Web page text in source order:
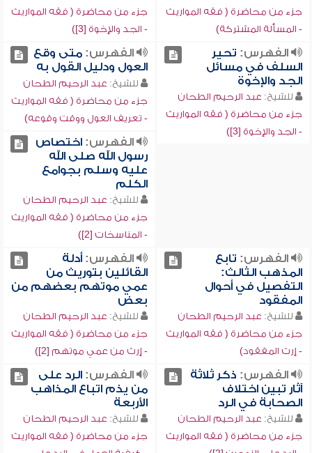
جزء من محاضرة ( فقه المواريث
- المسألة المشتركة)
جزء من محاضرة ( فقه المواريث
- الجد والإخوة [3])
الفهرس: تحير
السلف في مسائل
الجد والإخوة
للشيخ: عبد الرحيم الطحان
جزء من محاضرة ( فقه المواريث
- الجد والإخوة [3])
الفهرس:متى وقع
العول ودليل القول به
للشيخ: عبد الرحيم الطحان
جزء من محاضرة ( فقه المواريث
- تعريف العول ووقت وقوعه)
الفهرس:اختصاص
رسول الله صلى الله
عليه وسلم بجوامع
الكلم
للشيخ: عبد الرحيم الطحان
جزء من محاضرة ( فقه المواريث
- المناسخات [2])
الفهرس: تابع
المذهب الثالث:
التفصيل في أحوال
المفقود
للشيخ: عبد الرحيم الطحان
جزء من محاضرة ( فقه المواريث
- إرث المفقود)
الفهرس:أدلة
القائلين بتوريث من
عمي موتهم بعضهم من
بعض
للشيخ: عبد الرحيم الطحان
جزء من محاضرة ( فقه المواريث
- إرث من عمي موتهم [2])
الفهرس: ذكر ثلاثة
آثار تبين اختلاف
الصحابة في الرد
للشيخ: عبد الرحيم الطحان
جزء من محاضرة ( فقه المواريث
الفهرس:الرد على
من يذم اتباع المذاهب
الأربعة
للشيخ: عبد الرحيم الطحان
جزء من محاضرة ( فقه المواريث